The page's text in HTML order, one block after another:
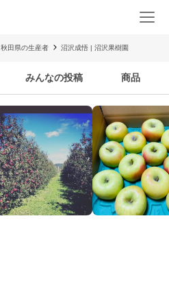
秋田県の生産者 沼沢成悟 | 沼沢果樹園
みんなの投稿 商品